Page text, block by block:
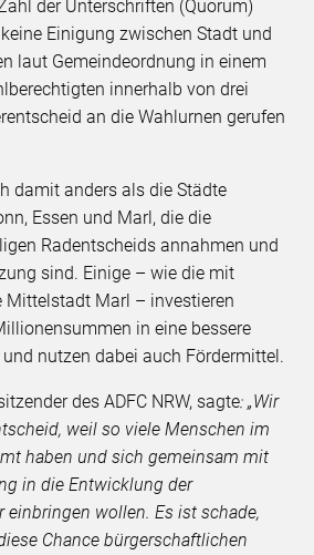
der Unterschriften (Quorum)
Einigung zwischen Stadt und
laut Gemeindeordnung in einem
innerhalb von drei
an die Wahlurnen gerufen
damit anders als die Städte
Essen und Marl, die die
Radentscheids annahmen und
sind. Einige – wie die mit
Mittelstadt Marl – investieren
in eine bessere
nutzen dabei auch Fördermittel.
des ADFC NRW, sagte: „Wir
weil so viele Menschen im
haben und sich gemeinsam mit
in die Entwicklung der
einbringen wollen. Es ist schade,
Chance bürgerschaftlichen